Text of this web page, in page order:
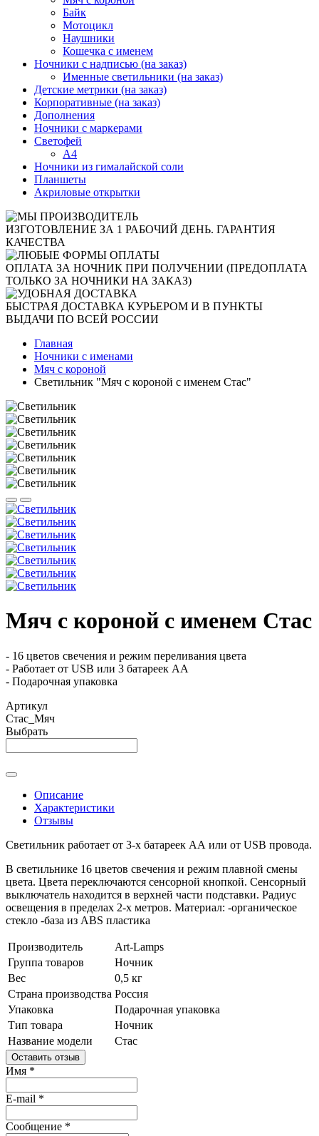
Байк
Мотоцикл
Наушники
Кошечка с именем
Ночники с надписью (на заказ)
Именные светильники (на заказ)
Детские метрики (на заказ)
Корпоративные (на заказ)
Дополнения
Ночники с маркерами
Светофей
А4
Ночники из гималайской соли
Планшеты
Акриловые открытки
ИЗГОТОВЛЕНИЕ ЗА 1 РАБОЧИЙ ДЕНЬ. ГАРАНТИЯ
КАЧЕСТВА
ОПЛАТА ЗА НОЧНИК ПРИ ПОЛУЧЕНИИ (ПРЕДОПЛАТА
ТОЛЬКО ЗА НОЧНИКИ НА ЗАКАЗ)
БЫСТРАЯ ДОСТАВКА КУРЬЕРОМ И В ПУНКТЫ
ВЫДАЧИ ПО ВСЕЙ РОССИИ
Главная
Ночники с именами
Мяч с короной
Светильник "Мяч с короной с именем Стас"
Мяч с короной с именем Стас
- 16 цветов свечения и режим переливания цвета
- Работает от USB или 3 батареек АА
- Подарочная упаковка
Артикул
Стас_Мяч
Выбрать
Описание
Характеристики
Отзывы
Светильник работает от 3-х батареек АА или от USB провода.
В светильнике 16 цветов свечения и режим плавной смены
цвета. Цвета переключаются сенсорной кнопкой. Сенсорный
выключатель находится в верхней части подставки. Радиус
освещения в пределах 2-х метров. Материал: -органическое
стекло -база из ABS пластика
Производитель
Art-Lamps
Группа товаров
Ночник
Вес
0,5 кг
Страна производства Россия
Упаковка
Подарочная упаковка
Тип товара
Ночник
Название модели
Стас
Оставить отзыв
Имя *
E-mail *
Сообщение *